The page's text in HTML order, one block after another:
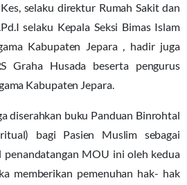
selaku direktur Rumah Sakit dan
selaku Kepala Seksi Bimas Islam
Kabupaten Jepara , hadir juga
Graha Husada beserta pengurus
Kabupaten Jepara.
diserahkan buku Panduan Binrohtal
bagi Pasien Muslim sebagai
penandatangan MOU ini oleh kedua
memberikan pemenuhan hak- hak